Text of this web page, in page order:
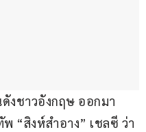
งชาวอังกฤษ ออกมา
“สิงห์สำอาง” เชลซี ว่า